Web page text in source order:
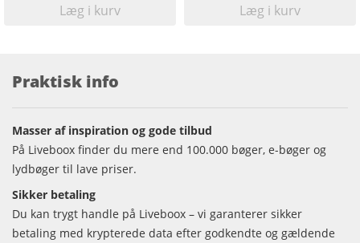
Læg i kurv Læg i kurv
Praktisk info
Masser af inspiration og gode tilbud
På Liveboox finder du mere end 100.000 bøger, e-bøger og
lydbøger til lave priser.
Sikker betaling
Du kan trygt handle på Liveboox – vi garanterer sikker
betaling med krypterede data efter godkendte og gældende